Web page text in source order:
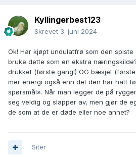
Kyllingerbest123
Skrevet 3. juni 2024
Ok! Har kjøpt undulatfrø som den
bruke dette som en ekstra
drukket (første gang!) OG bæsjet
mer energi også enn det den har hatt
spørsmål». Når man legger de på
seg veldig og slapper av, men gjør de
de som at de er døde eller noe annet?
Siter